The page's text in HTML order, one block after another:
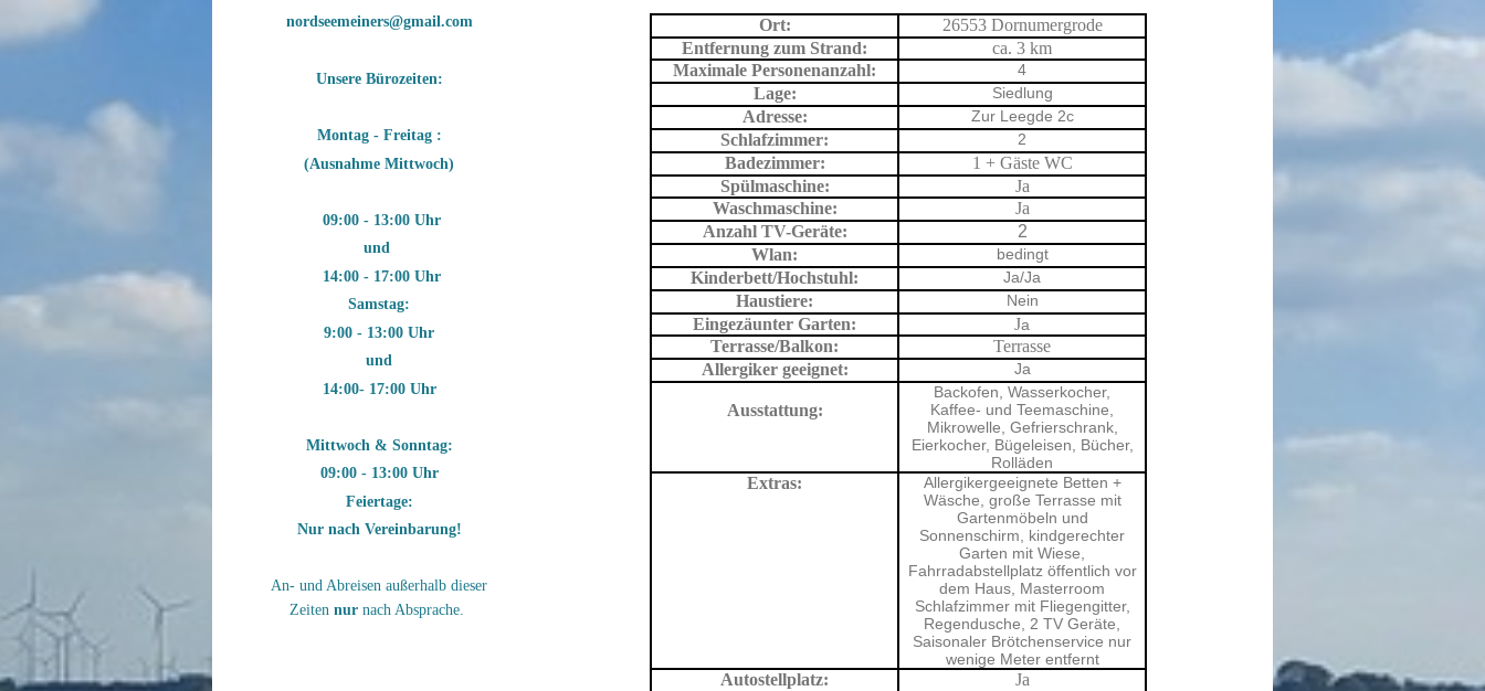
Ort:
26553 Dornumergrode
Entfernung zum Strand:
ca. 3 km
Maximale Personenanzahl:
4
Lage: Siedlung
Adresse: Zur Leegde 2c
Schlafzimmer: 2
Badezimmer:
1 + Gäste WC
Spülmaschine:
Ja
Waschmaschine:
Ja
Anzahl TV-Geräte:
2
Wlan:
bedingt
Kinderbett/Hochstuhl: Ja/Ja
Haustiere: Nein
Eingezäunter Garten: Ja
Terrasse/Balkon:
Terrasse
Allergiker geeignet:
Ja
Ausstattung:
Backofen, Wasserkocher,
Kaffee- und Teemaschine,
Mikrowelle, Gefrierschrank,
Eierkocher, Bügeleisen, Bücher,
Rolläden
Extras:
Allergikergeeignete Betten +
Wäsche, große Terrasse mit
Gartenmöbeln und
Sonnenschirm, kindgerechter
Garten mit Wiese,
Fahrradabstellplatz öffentlich vor
dem Haus, Masterroom
Schlafzimmer mit Fliegengitter,
Regendusche, 2 TV Geräte,
Saisonaler Brötchenservice nur
wenige Meter entfernt
Autostellplatz:
Ja
nordseemeiners@gmail.com
Unsere Bürozeiten:
Montag - Freitag :
(Ausnahme Mittwoch)
09:00 - 13:00 Uhr
und
14:00 - 17:00 Uhr
Samstag:
9:00 - 13:00 Uhr
und
14:00- 17:00 Uhr
Mittwoch & Sonntag:
09:00 - 13:00 Uhr
Feiertage:
Nur nach Vereinbarung!
An- und Abreisen außerhalb dieser
Zeitennur nach Absprache.